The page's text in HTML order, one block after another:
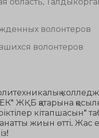
волонтеров
волонтеров
ЖҚБ қатарына
кітапшасын"
жиын өтті. Жас